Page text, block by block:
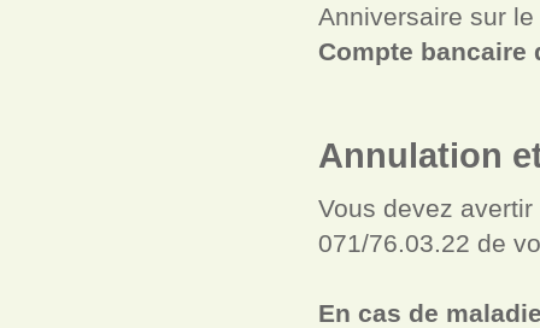
Anniversaire sur
Compte bancaire
Annulation
Vous devez
071/76.03.22 de
En cas de